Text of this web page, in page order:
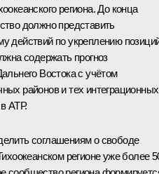
региона. До конца
должно представить
действий по укреплению
содержать прогноз
Востока с учётом
районов и тех интеграционных
АТР.
соглашениям о свободе
регионе уже более